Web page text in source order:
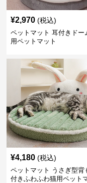
¥2,970 (税込)
ペットマット 耳付きドー
用ペットマット
¥4,180 (税込)
ペットマット うさぎ型背
付きふわふわ猫用ペット